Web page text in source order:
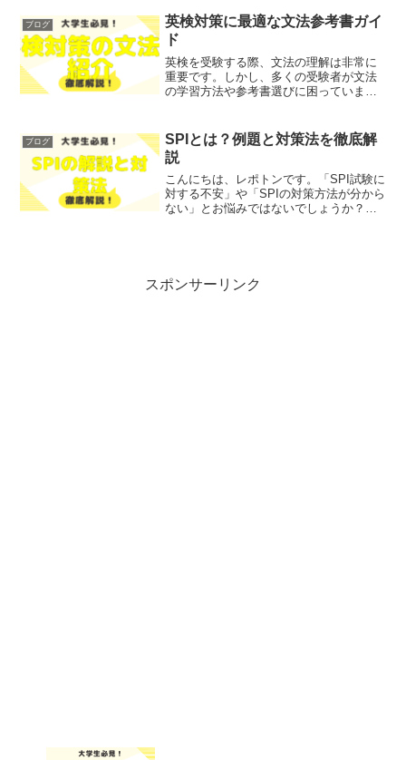
ポトンこの記事は次のような人におすす
め！SPI試験...
ブログ
英検対策に最適な文法参考書ガイ
ド
英検を受験する際、文法の理解は非常に
重要です。しかし、多くの受験者が文法
の学習方法や参考書選びに困っていま
レポトンこの記事は次のような人におす
すめ！文法の学習方法がわか...
ブログ
SPIとは？例題と対策法を徹底解
説
こんにちは、レポトンです。「SPI試験に
対する不安」や「SPIの対策方法が分から
ない」とお悩みではないでしょうか？そ
スポンサーリンク